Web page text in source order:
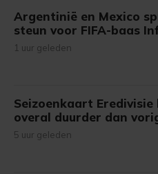
Argentinië en Mexico
steun voor FIFA-baas
1 uur geleden
Seizoenkaart Eredivisie
overal duurder dan
5 uur geleden